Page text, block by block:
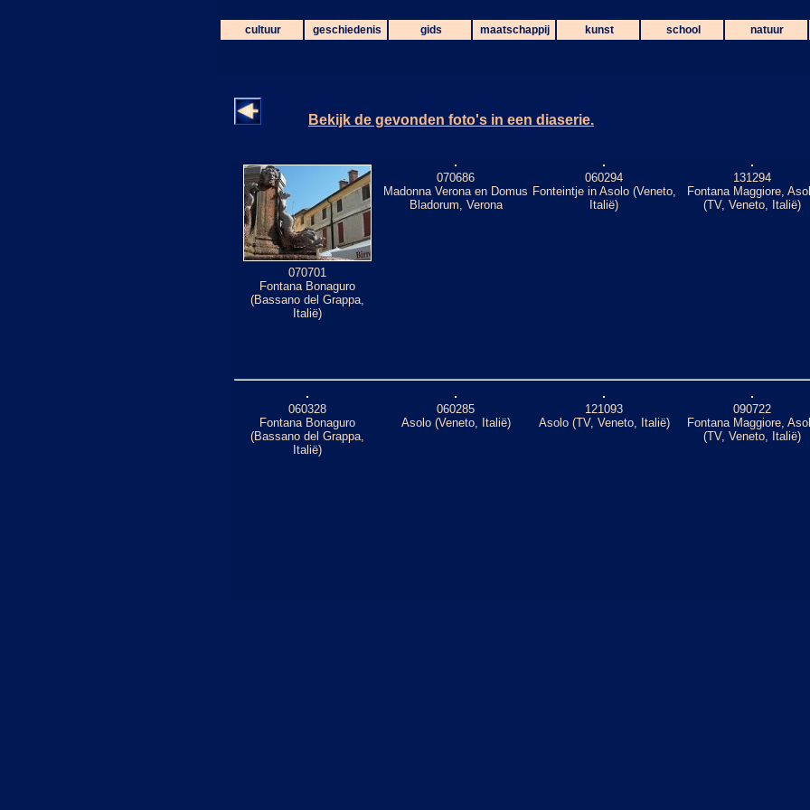
cultuur geschiedenis gids maatschappij kunst school natuur
Bekijk de gevonden foto's in een diaserie.
070701
Fontana Bonaguro
(Bassano del Grappa,
Italië)
070686
Madonna Verona en Domus
Bladorum, Verona
060294
Fonteintje in Asolo (Veneto,
Italië)
131294
Fontana Maggiore,
(TV, Veneto, Italië)
060328
Fontana Bonaguro
(Bassano del Grappa,
Italië)
060285
Asolo (Veneto, Italië)
121093
Asolo (TV, Veneto, Italië)
090722
Fontana Maggiore,
(TV, Veneto, Italië)